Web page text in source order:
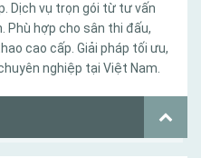
Dịch vụ trọn gói từ tư vấn
Phù hợp cho sân thi đấu,
cao cấp. Giải pháp tối ưu,
nghiệp tại Việt Nam.